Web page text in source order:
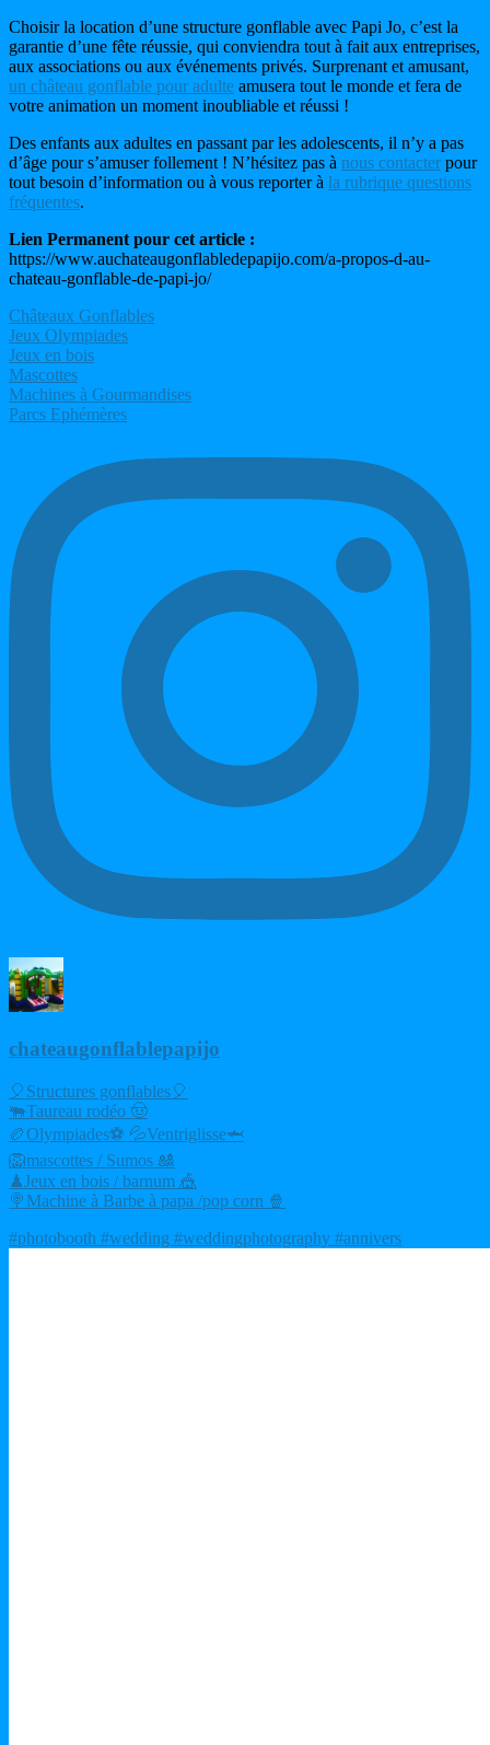
Choisir la location d’une structure gonflable avec Papi Jo, c’est la
garantie d’une fête réussie, qui conviendra tout à fait aux entreprises,
aux associations ou aux événements privés. Surprenant et amusant,
un château gonflable pour adulte amusera tout le monde et fera de
votre animation un moment inoubliable et réussi !
Des enfants aux adultes en passant par les adolescents, il n’y a pas
d’âge pour s’amuser follement ! N’hésitez pas à nous contacter pour
tout besoin d’information ou à vous reporter à la rubrique questions
fréquentes.
Lien Permanent pour cet article :
https://www.auchateaugonflabledepapijo.com/a-propos-d-au-
chateau-gonflable-de-papi-jo/
Châteaux Gonflables
Jeux Olympiades
Jeux en bois
Mascottes
Machines à Gourmandises
Parcs Ephémères
chateaugonflablepapijo
🎈Structures gonflables🎈
🐃Taureau rodéo 🤠
🏉Olympiades⚽ 💦Ventriglisse🦈
🦁mascottes / Sumos 🎎
♟Jeux en bois / barnum 🎪
🍭Machine à Barbe à papa /pop corn 🍿
#photobooth #wedding #weddingphotography #annivers